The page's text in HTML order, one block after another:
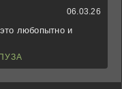
06.03.26
любопытно и